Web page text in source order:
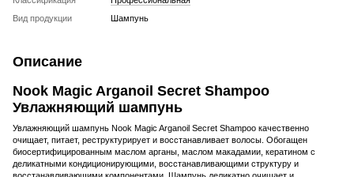
Вид продукции
Шампунь
Описание
Nook Magic Arganoil Secret Shampoo
Увлажняющий шампунь
Увлажняющий шампунь Nook Magic Arganoil Secret Shampoo качественно
очищает, питает, реструктурирует и восстанавливает волосы. Обогащен
биосертифицированным маслом арганы, маслом макадамии, кератином с
деликатными кондиционирующими, восстанавливающими структуру и